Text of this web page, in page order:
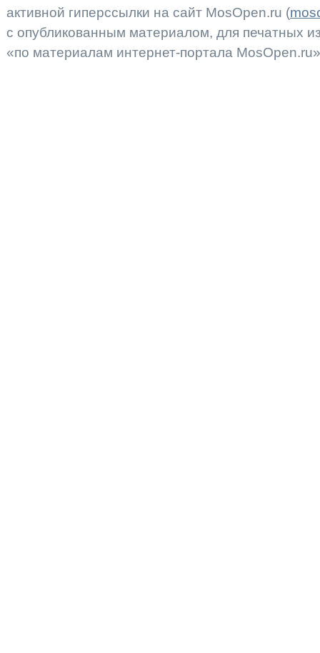
активной гиперссылки на сайт MosOpen.ru (
с опубликованным материалом, для печатных
«по материалам интернет-портала